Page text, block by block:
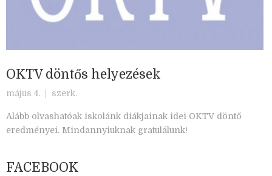
OKTV döntős helyezések
május 4. | szerk.
Alább olvashatóak iskolánk diákjainak idei OKTV döntő
eredményei. Mindannyiuknak gratulálunk!
FACEBOOK